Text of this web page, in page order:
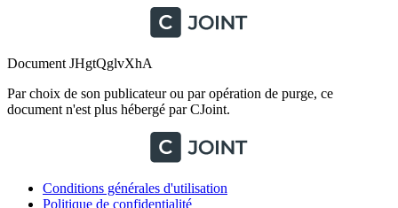
Document JHgtQglvXhA
Par choix de son publicateur ou par opération de purge, ce
document n'est plus hébergé par CJoint.
Conditions générales d'utilisation
Politique de confidentialité